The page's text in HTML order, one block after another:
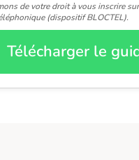
de votre droit à vous inscrire
(dispositif BLOCTEL).
Télécharger le